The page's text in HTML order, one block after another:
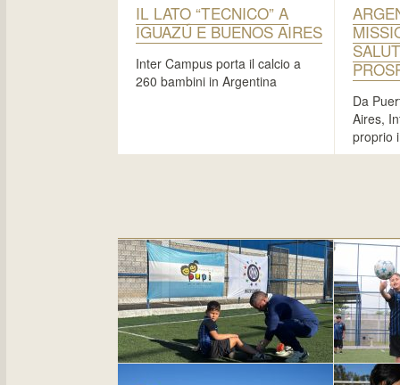
IL LATO “TECNICO” A
IGUAZÚ E BUENOS AIRES
Inter Campus porta il calcio a
260 bambini in Argentina
Da
Aires,
proprio